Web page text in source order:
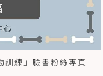
訓練」臉書粉絲專頁